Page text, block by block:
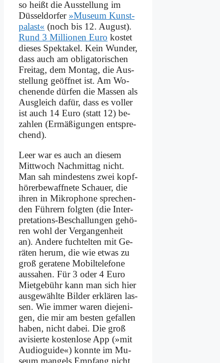
so heißt die Aus­stel­lung im
Düs­sel­dor­fer »Mu­se­um Kunst­
pa­last« (noch bis 12. Au­gust).
Rund 3 Mil­lio­nen Eu­ro ko­stet
die­ses Spek­ta­kel. Kein Wun­der,
dass auch am ob­li­ga­to­ri­schen
Frei­tag, dem Mon­tag, die Aus­
stel­lung ge­öff­net ist. Am Wo­
chen­en­de dür­fen die Mas­sen als
Aus­gleich da­für, dass es vol­ler
ist auch 14 Eu­ro (statt 12) be­
zah­len (Er­mä­ßi­gun­gen ent­spre­
chend).
Leer war es auch an die­sem
Mitt­woch Nach­mit­tag nicht.
Man sah min­de­stens zwei kopf­
hö­rer­be­waff­ne­te Schau­er, die
ih­ren in Mi­kro­pho­ne spre­chen­
den Füh­rern folg­ten (die In­ter­
pre­ta­ti­ons-Be­schal­lun­gen ge­hö­
ren wohl der Ver­gan­gen­heit
an). An­de­re fuch­tel­ten mit Ge­
rä­ten her­um, die wie et­was zu
groß ge­ra­te­ne Mo­bil­te­le­fo­ne
aus­sa­hen. Für 3 oder 4 Eu­ro
Miet­ge­bühr kann man sich hier
aus­ge­wähl­te Bil­der er­klä­ren las­
sen. Wie im­mer wa­ren die­je­ni­
gen, die mir am be­sten ge­fal­len
ha­ben, nicht da­bei. Die groß
avi­sier­te ko­sten­lo­se App (»mit
Au­dio­gui­de«) konn­te im Mu­
se­um man­gels Emp­fang nicht